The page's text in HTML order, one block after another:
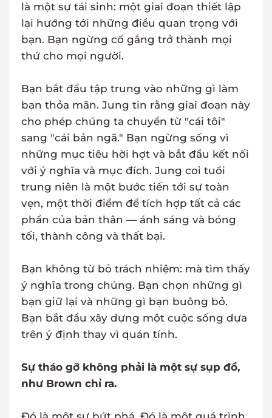
là một sự tái sinh: một giai đoạn thiết lập
lại hướng tới những điều quan trọng với
bạn. Bạn ngừng cố gắng trở thành mọi
thứ cho mọi người.
Bạn bắt đầu tập trung vào những gì làm
bạn thỏa mãn. Jung tin rằng giai đoạn này
cho phép chúng ta chuyển từ "cái tôi"
sang "cái bản ngã." Bạn ngừng sống vì
những mục tiêu hời hợt và bắt đầu kết nối
với ý nghĩa và mục đích. Jung coi tuổi
trung niên là một bước tiến tới sự toàn
vẹn, một thời điểm để tích hợp tất cả các
phần của bản thân — ánh sáng và bóng
tối, thành công và thất bại.
Bạn không từ bỏ trách nhiệm: mà tìm thấy
ý nghĩa trong chúng. Bạn chọn những gì
bạn giữ lại và những gì bạn buông bỏ.
Bạn bắt đầu xây dựng một cuộc sống dựa
trên ý định thay vì quán tính.
Sự tháo gỡ không phải là một sự sụp đổ,
như Brown chỉ ra.